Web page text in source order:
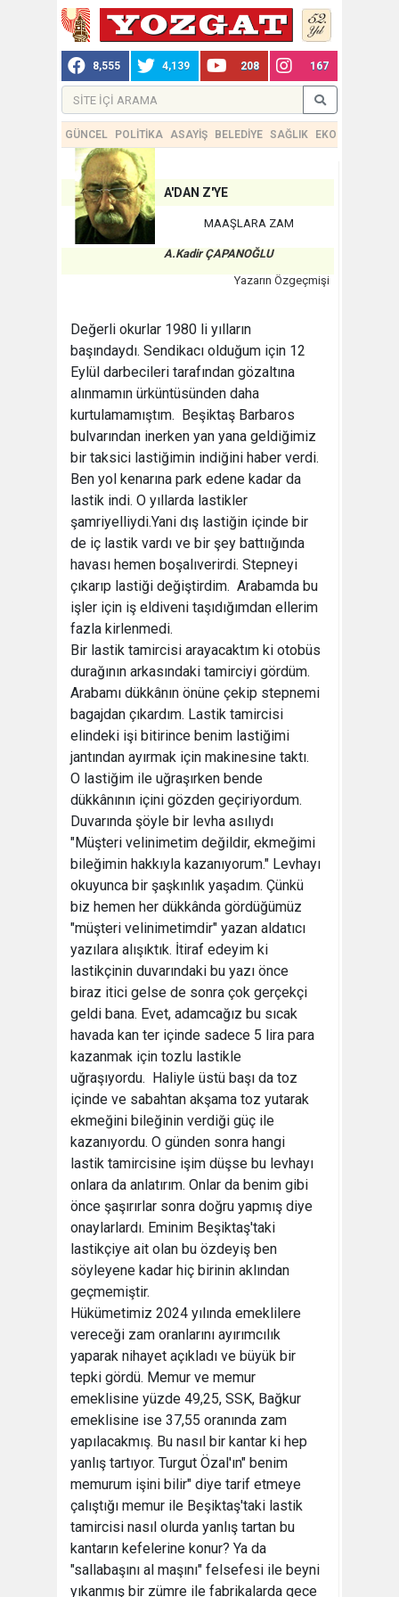
8,555 4,139 208 167
GÜNCEL POLİTİKA ASAYİŞ BELEDİYE SAĞLIK EKONOMİ
A'DAN Z'YE
MAAŞLARA ZAM
A.Kadir ÇAPANOĞLU
Yazarın Özgeçmişi
Değerli okurlar 1980 li yılların
başındaydı. Sendikacı olduğum için 12
Eylül darbecileri tarafından gözaltına
alınmamın ürküntüsünden daha
kurtulamamıştım. Beşiktaş Barbaros
bulvarından inerken yan yana geldiğimiz
bir taksici lastiğimin indiğini haber verdi.
Ben yol kenarına park edene kadar da
lastik indi. O yıllarda lastikler
şamriyelliydi.Yani dış lastiğin içinde bir
de iç lastik vardı ve bir şey battıığında
havası hemen boşalıverirdi. Stepneyi
çıkarıp lastiği değiştirdim. Arabamda bu
işler için iş eldiveni taşıdığımdan ellerim
fazla kirlenmedi.
Bir lastik tamircisi arayacaktım ki otobüs
durağının arkasındaki tamirciyi gördüm.
Arabamı dükkânın önüne çekip stepnemi
bagajdan çıkardım. Lastik tamircisi
elindeki işi bitirince benim lastiğimi
jantından ayırmak için makinesine taktı.
O lastiğim ile uğraşırken bende
dükkânının içini gözden geçiriyordum.
Duvarında şöyle bir levha asılıydı
"Müşteri velinimetim değildir, ekmeğimi
bileğimin hakkıyla kazanıyorum." Levhayı
okuyunca bir şaşkınlık yaşadım. Çünkü
biz hemen her dükkânda gördüğümüz
"müşteri velinimetimdir" yazan aldatıcı
yazılara alışıktık. İtiraf edeyim ki
lastikçinin duvarındaki bu yazı önce
biraz itici gelse de sonra çok gerçekçi
geldi bana. Evet, adamcağız bu sıcak
havada kan ter içinde sadece 5 lira para
kazanmak için tozlu lastikle
uğraşıyordu. Haliyle üstü başı da toz
içinde ve sabahtan akşama toz yutarak
ekmeğini bileğinin verdiği güç ile
kazanıyordu. O günden sonra hangi
lastik tamircisine işim düşse bu levhayı
onlara da anlatırım. Onlar da benim gibi
önce şaşırırlar sonra doğru yapmış diye
onaylarlardı. Eminim Beşiktaş'taki
lastikçiye ait olan bu özdeyiş ben
söyleyene kadar hiç birinin aklından
geçmemiştir.
Hükümetimiz 2024 yılında emeklilere
vereceği zam oranlarını ayırımcılık
yaparak nihayet açıkladı ve büyük bir
tepki gördü. Memur ve memur
emeklisine yüzde 49,25, SSK, Bağkur
emeklisine ise 37,55 oranında zam
yapılacakmış. Bu nasıl bir kantar ki hep
yanlış tartıyor. Turgut Özal'ın" benim
memurum işini bilir" diye tarif etmeye
çalıştığı memur ile Beşiktaş'taki lastik
tamircisi nasıl olurda yanlış tartan bu
kantarın kefelerine konur? Ya da
"sallabaşını al maşını" felsefesi ile beyni
yıkanmış bir zümre ile fabrikalarda gece